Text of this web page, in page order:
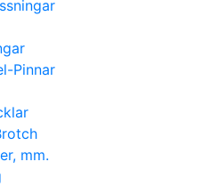
Pinnar
mm.